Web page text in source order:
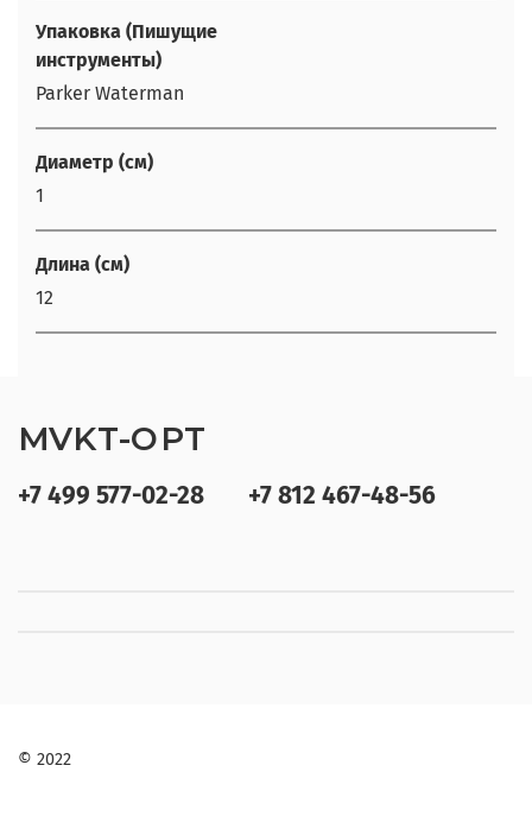
Упаковка (Пишущие
инструменты)
Parker Waterman
Диаметр (см)
1
Длина (см)
12
+7 499 577-02-28 +7 812 467-48-56
MVKT-OPT
© 2022